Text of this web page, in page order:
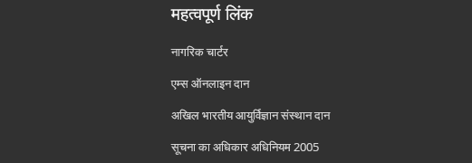
महत्वपूर्ण लिंक
नागरिक चार्टर
एम्स ऑनलाइन दान
अखिल भारतीय आयुर्विज्ञान संस्थान दान
सूचना का अधिकार अधिनियम 2005